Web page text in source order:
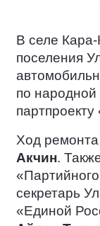
В селе Кара-
поселения
по
партпроекту
Ход
Акчин.
секретарь
«Единой